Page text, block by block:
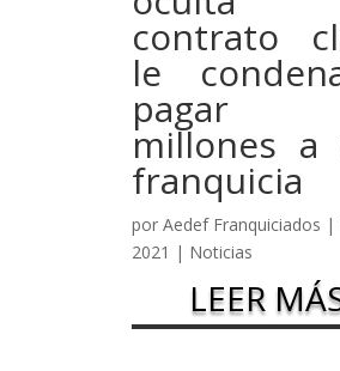
contrato
le
pagar
millones a
franquicia
porAedef Franquiciados |
2021 | Noticias
LEER